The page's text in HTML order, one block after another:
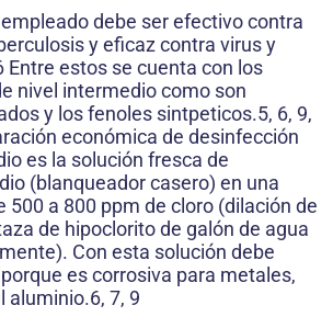
debe ser efectivo contra
y eficaz contra virus y
Entre estos se cuenta con los
nivel intermedio como son
y los fenoles sintpeticos.5, 6, 9,
económica de desinfección
es la solución fresca de
(blanqueador casero) en una
500 a 800 ppm de cloro (dilación de
de hipoclorito de galón de agua
Con esta solución debe
es corrosiva para metales,
aluminio.6, 7, 9